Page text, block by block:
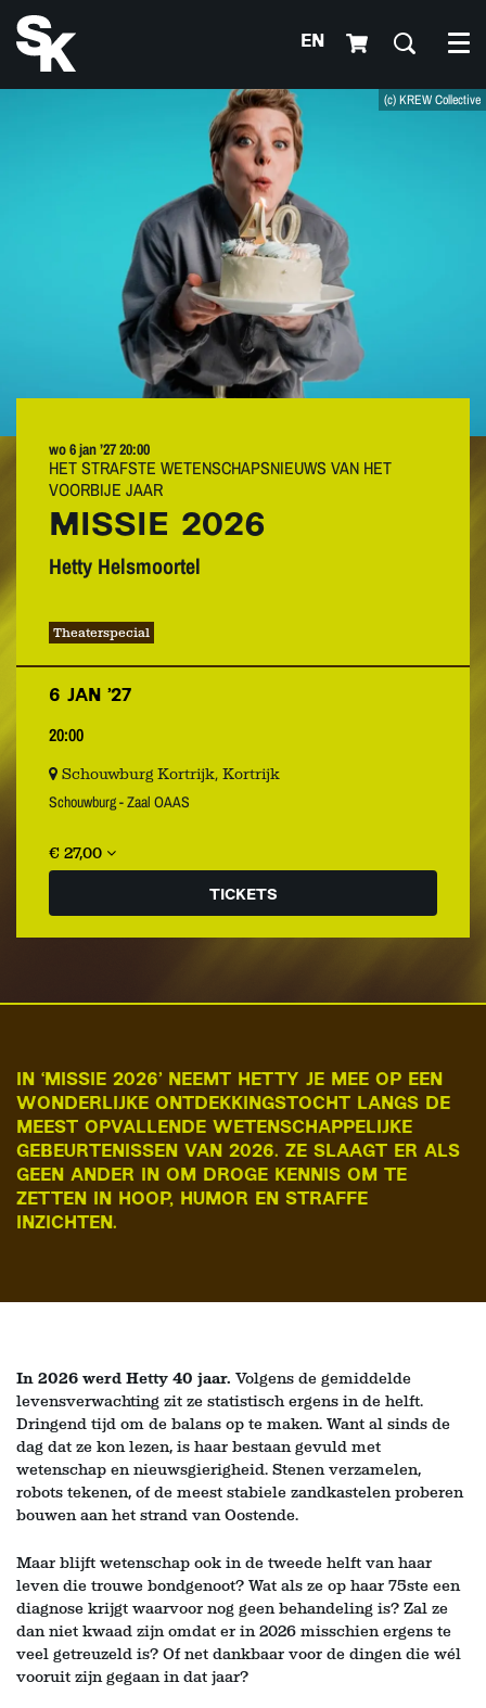
EN
(c) KREW Collective
MISSIE 2026
Hetty Helsmoortel
HET STRAFSTE WETENSCHAPSNIEUWS VAN HET
VOORBIJE JAAR
wo 6 jan ’2720:00
Theaterspecial
6 JAN ’27
20:00
Schouwburg Kortrijk, Kortrijk
Schouwburg - Zaal OAAS
€ 27,00
TICKETS
IN ‘MISSIE 2026’ NEEMT HETTY JE MEE OP EEN
WONDERLIJKE ONTDEKKINGSTOCHT LANGS DE
MEEST OPVALLENDE WETENSCHAPPELIJKE
GEBEURTENISSEN VAN 2026. ZE SLAAGT ER ALS
GEEN ANDER IN OM DROGE KENNIS OM TE
ZETTEN IN HOOP, HUMOR EN STRAFFE
INZICHTEN.
In 2026 werd Hetty 40 jaar. Volgens de gemiddelde
levensverwachting zit ze statistisch ergens in de helft.
Dringend tijd om de balans op te maken. Want al sinds de
dag dat ze kon lezen, is haar bestaan gevuld met
wetenschap en nieuwsgierigheid. Stenen verzamelen,
robots tekenen, of de meest stabiele zandkastelen proberen
bouwen aan het strand van Oostende.
Maar blijft wetenschap ook in de tweede helft van haar
leven die trouwe bondgenoot? Wat als ze op haar 75ste een
diagnose krijgt waarvoor nog geen behandeling is? Zal ze
dan niet kwaad zijn omdat er in 2026 misschien ergens te
veel getreuzeld is? Of net dankbaar voor de dingen die wél
vooruit zijn gegaan in dat jaar?